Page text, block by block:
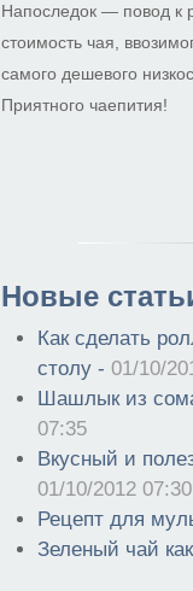
Напоследок — повод к
стоимость чая,
самого дешевого
Приятного чаепития!
Новые
Как сделать
столу - 01/10/
Шашлык из
07:35
Вкусный и
01/10/2012 07:30
Рецепт для
Зеленый чай